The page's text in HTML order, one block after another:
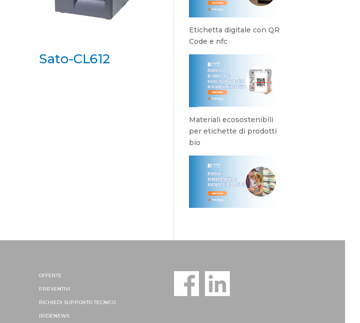
Sato-CL612
Etichetta digitale con QR
Code e nfc
Materiali ecosostenibili
per etichette di prodotti
bio
OFFERTE
PREVENTIVI
RICHIEDI SUPPORTOTECNICO
IRIDENEWS